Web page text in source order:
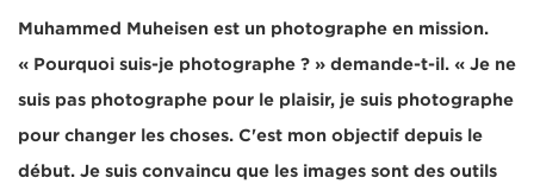
Muhammed Muheisen est un photographe en mission.
« Pourquoi suis-je photographe ? » demande-t-il. « Je ne
suis pas photographe pour le plaisir, je suis photographe
pour changer les choses. C'est mon objectif depuis le
début. Je suis convaincu que les images sont des outils